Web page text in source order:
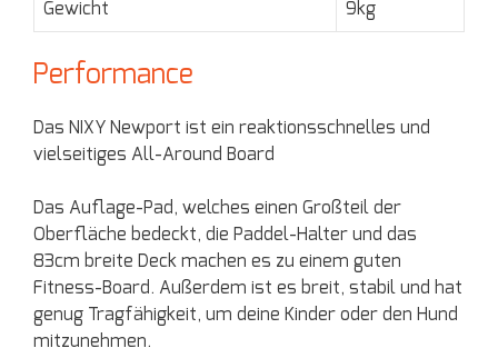
Gewicht 9kg
Performance
Das NIXY Newport ist ein reaktionsschnelles und
vielseitiges All-Around Board
Das Auflage-Pad, welches einen Großteil der
Oberfläche bedeckt, die Paddel-Halter und das
83cm breite Deck machen es zu einem guten
Fitness-Board. Außerdem ist es breit, stabil und hat
genug Tragfähigkeit, um deine Kinder oder den Hund
mitzunehmen.